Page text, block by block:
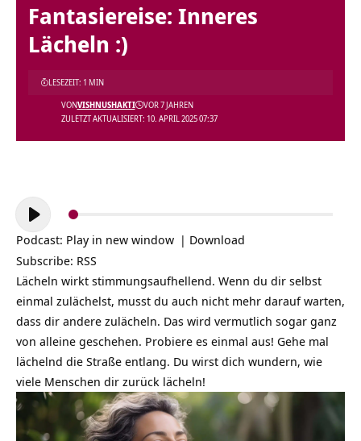
Fantasiereise: Inneres
Lächeln :)
ZULETZT AKTUALISIERT: 10. APRIL 2025 07:37
VONVISHNUSHAKTI VOR 7 JAHREN
LESEZEIT: 1 MIN
Audio-
Player
Podcast: Play in new window | Download
Subscribe: RSS
Lächeln wirkt stimmungsaufhellend. Wenn du dir selbst
einmal zulächelst, musst du auch nicht mehr darauf warten,
dass dir andere zulächeln. Das wird vermutlich sogar ganz
von alleine geschehen. Probiere es einmal aus! Gehe mal
lächelnd die Straße entlang. Du wirst dich wundern, wie
viele Menschen dir zurück lächeln!